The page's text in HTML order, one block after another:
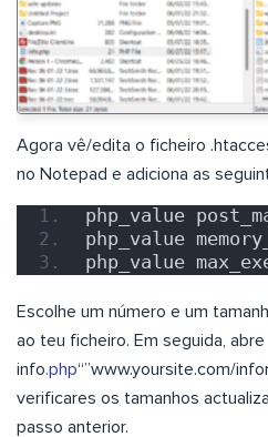
Agora vê/edita o ficheiro
no Notepad e adiciona as
php_value
php_value
php_value
Escolhe um número e um
ao teu ficheiro. Em seguida, abre
info.php“”www.yoursite.com/
verificares os tamanhos
passo anterior.